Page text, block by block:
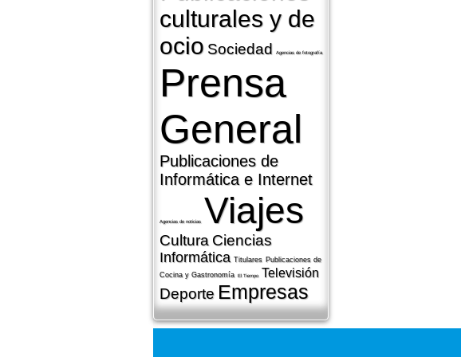
culturales y de
ocio Sociedad Agencias de fotografí­a
Prensa
General
Publicaciones de
Informática e Internet
Agencias de noticias Viajes
Cultura Ciencias
Informática Titulares Publicaciones de
Cocina y Gastronomí­a
El Tiempo Televisión
Deporte Empresas